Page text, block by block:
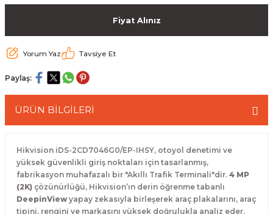
Fiyat Alınız
Yorum Yaz Tavsiye Et
Paylaş:
ÜRÜN BİLGİLERİ
Hikvision iDS-2CD7046G0/EP-IHSY, otoyol denetimi ve
yüksek güvenlikli giriş noktaları için tasarlanmış,
fabrikasyon muhafazalı bir "Akıllı Trafik Terminali"dir. 4 MP
(2K) çözünürlüğü, Hikvision’ın derin öğrenme tabanlı
DeepinViewyapay zekasıyla birleşerek araç plakalarını, araç
tipini, rengini ve markasını yüksek doğrulukla analiz eder.